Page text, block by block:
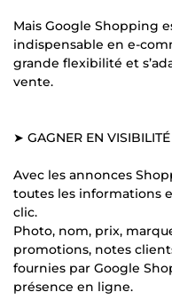
Mais Google Shopping
indispensable en e-
grande flexibilité et
vente.
➤ GAGNER EN VISIBILITÉ
Avec les annonces
toutes les informations
clic.
Photo, nom, prix,
promotions, notes
fournies par Google
présence en ligne.